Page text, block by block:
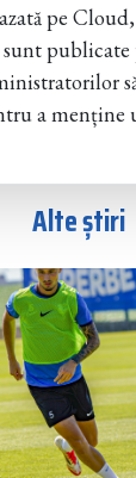
pe Cloud,
publicate
a
Alte știri